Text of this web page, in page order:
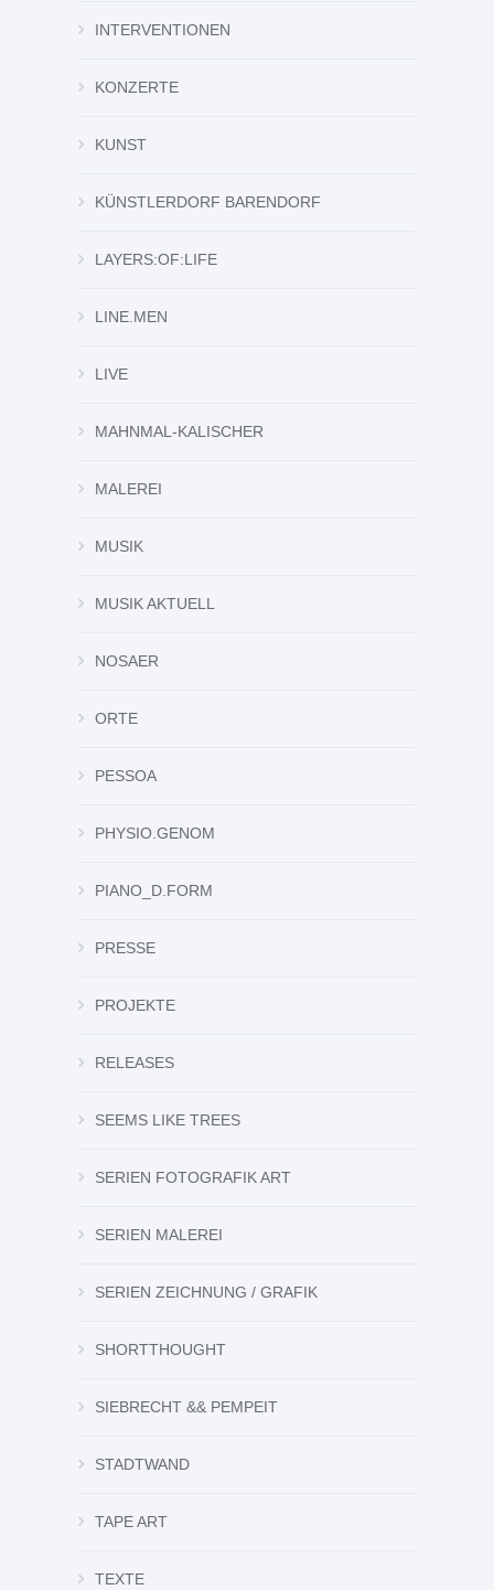
INTERVENTIONEN
KONZERTE
KUNST
KÜNSTLERDORF BARENDORF
LAYERS:OF:LIFE
LINE.MEN
LIVE
MAHNMAL-KALISCHER
MALEREI
MUSIK
MUSIK AKTUELL
NOSAER
ORTE
PESSOA
PHYSIO.GENOM
PIANO_D.FORM
PRESSE
PROJEKTE
RELEASES
SEEMS LIKE TREES
SERIEN FOTOGRAFIK ART
SERIEN MALEREI
SERIEN ZEICHNUNG / GRAFIK
SHORTTHOUGHT
SIEBRECHT && PEMPEIT
STADTWAND
TAPE ART
TEXTE